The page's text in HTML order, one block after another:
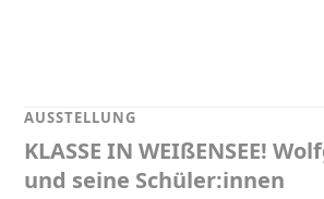
AUSSTELLUNG
KLASSE IN WEIßENSEE!
und seine Schüler:innen